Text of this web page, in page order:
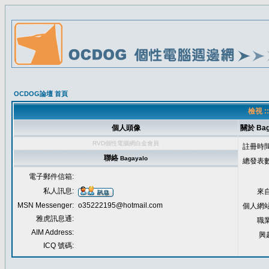
OCDOG論壇 首頁
檢視
個人頭像
關於
RVD個性電腦網白金會員
註冊時
總發表
來
個人網
職
興
聯絡 Bagayalo
電子郵件信箱:
私人訊息:
MSN Messenger: o35222195@hotmail.com
雅虎訊息通:
AIM Address:
ICQ 號碼: